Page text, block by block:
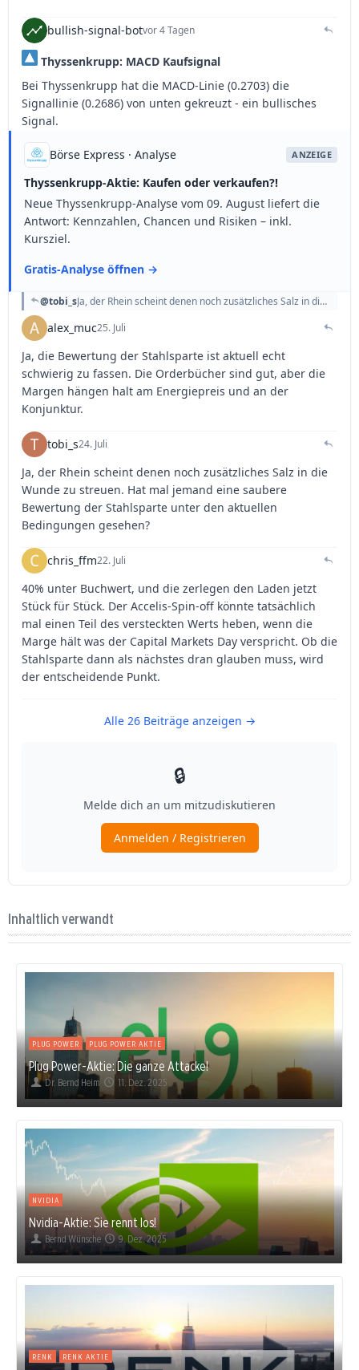
Inhaltlich verwandt
PLUG POWER PLUG POWER AKTIE
Plug Power-Aktie: Die ganze Attacke!
Dr. Bernd Heim 11. Dez. 2025
NVIDIA
Nvidia-Aktie: Sie rennt los!
Bernd Wünsche 9. Dez. 2025
RENK RENK AKTIE